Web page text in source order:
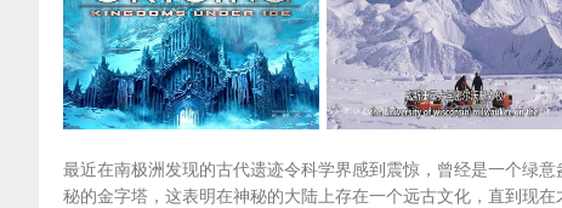
最近在南极洲发现的古代遗迹令科学界感到震惊，曾经是一个绿
秘的金字塔，这表明在神秘的大陆上存在一个远古文化，直到现